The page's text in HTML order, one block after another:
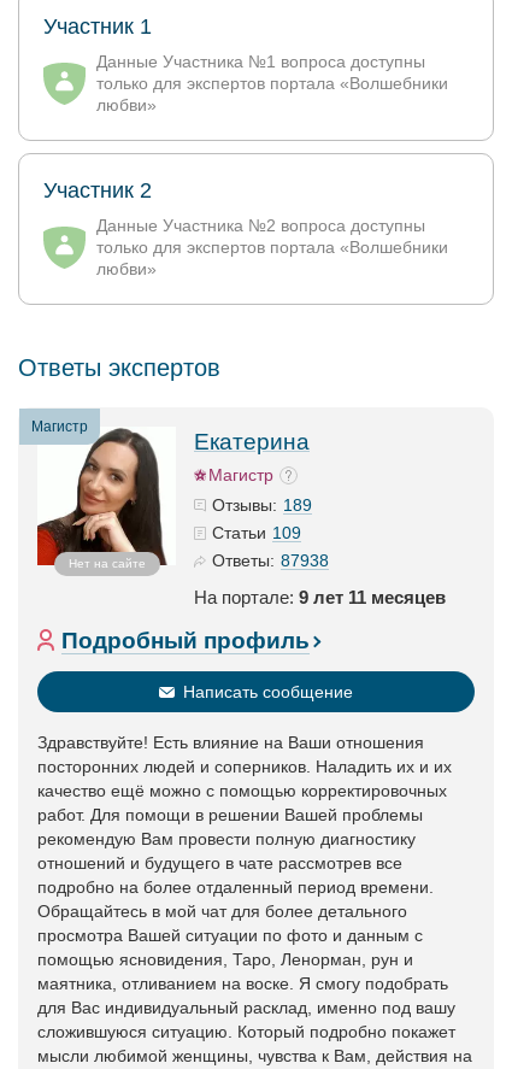
Участник 1
Данные Участника №1 вопроса доступны
только для экспертов портала «Волшебники
любви»
Участник 2
Данные Участника №2 вопроса доступны
только для экспертов портала «Волшебники
любви»
Ответы экспертов
Магистр
Нет на сайте
Екатерина
Магистр
Отзывы: 189
Статьи 109
Ответы: 87938
На портале: 9 лет 11 месяцев
Подробный профиль
Написать сообщение
Здравствуйте! Есть влияние на Ваши отношения
посторонних людей и соперников. Наладить их и их
качество ещё можно с помощью корректировочных
работ. Для помощи в решении Вашей проблемы
рекомендую Вам провести полную диагностику
отношений и будущего в чате рассмотрев все
подробно на более отдаленный период времени.
Обращайтесь в мой чат для более детального
просмотра Вашей ситуации по фото и данным с
помощью ясновидения, Таро, Ленорман, рун и
маятника, отливанием на воске. Я смогу подобрать
для Вас индивидуальный расклад, именно под вашу
сложившуюся ситуацию. Который подробно покажет
мысли любимой женщины, чувства к Вам, действия на